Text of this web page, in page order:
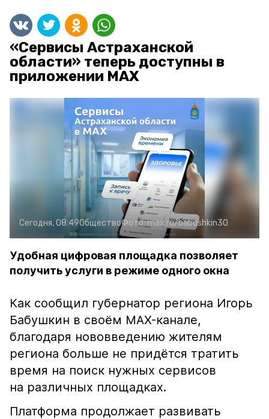
«Сервисы Астраханской
области» теперь доступны в
приложении MAX
Сегодня, 08:49ОбществоФото:max.ru/babushkin30
Удобная цифровая площадка позволяет
получить услуги в режиме одного окна
Как сообщил губернатор региона Игорь
Бабушкин в своём MAX-канале,
благодаря нововведению жителям
региона больше не придётся тратить
время на поиск нужных сервисов
на различных площадках.
Платформа продолжает развивать